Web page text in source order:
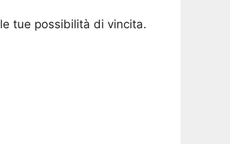
tue possibilità di vincita.